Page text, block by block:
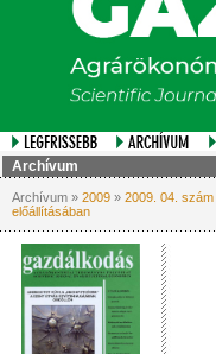
Archívum
Archívum » 2009 » 2009. 04. szám
előállításában